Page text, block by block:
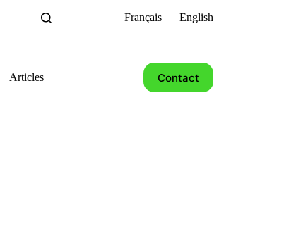
Français English
Articles Contact